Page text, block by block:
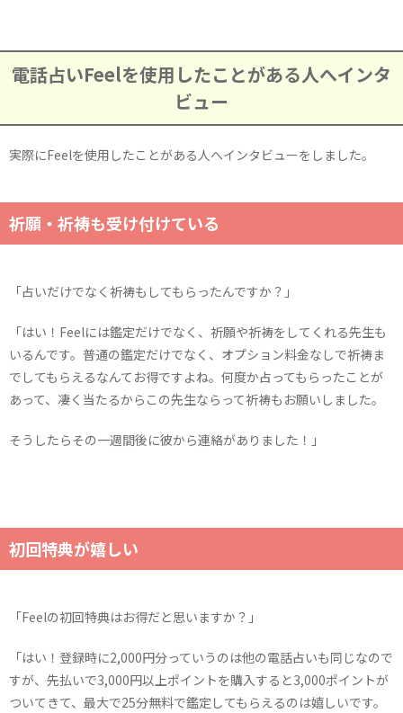
電話占いFeelを使用したことがある人へインタ
ビュー
実際にFeelを使用したことがある人へインタビューをしました。
祈願・祈祷も受け付けている
「占いだけでなく祈祷もしてもらったんですか？」
「はい！Feelには鑑定だけでなく、祈願や祈祷をしてくれる先生も
いるんです。普通の鑑定だけでなく、オプション料金なしで祈祷ま
でしてもらえるなんてお得ですよね。何度か占ってもらったことが
あって、凄く当たるからこの先生ならって祈祷もお願いしました。
そうしたらその一週間後に彼から連絡がありました！」
初回特典が嬉しい
「Feelの初回特典はお得だと思いますか？」
「はい！登録時に2,000円分っていうのは他の電話占いも同じなので
すが、先払いで3,000円以上ポイントを購入すると3,000ポイントが
ついてきて、最大で25分無料で鑑定してもらえるのは嬉しいです。